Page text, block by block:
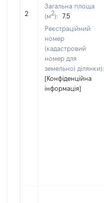
2
Загальна площа
(м2):
7.5
Реєстраційний
номер
(кадастровий
номер для
земельної ділянки):
[Конфіденційна
інформація]